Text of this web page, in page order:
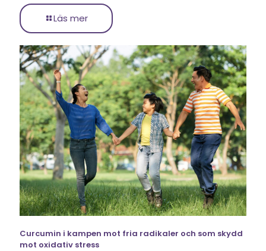
Läs mer
Curcumin i kampen mot fria radikaler och som skydd
mot oxidativ stress